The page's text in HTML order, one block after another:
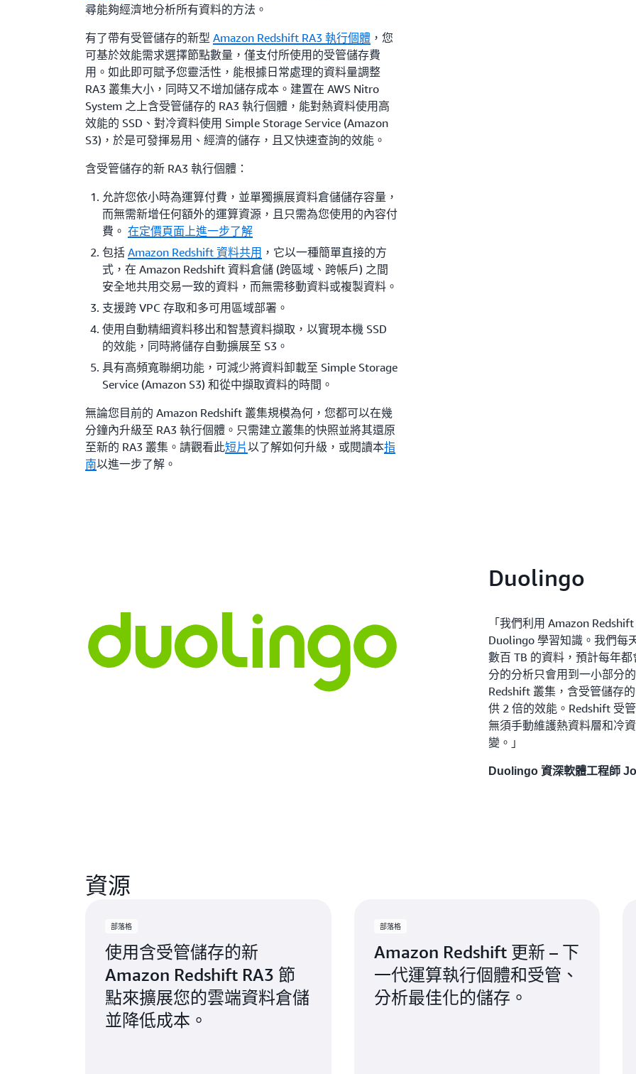
尋能夠經濟地分析所有資料的方法。
有了帶有受管儲存的新型Amazon Redshift RA3 執行個體 ，您
可基於效能需求選擇節點數量，僅支付所使用的受管儲存費
用。如此即可賦予您靈活性，能根據日常處理的資料量調整
RA3 叢集大小，同時又不增加儲存成本。建置在 AWS Nitro
System 之上含受管儲存的 RA3 執行個體，能對熱資料使用高
效能的 SSD、對冷資料使用 Simple Storage Service (Amazon
S3)，於是可發揮易用、經濟的儲存，且又快速查詢的效能。
含受管儲存的新 RA3 執行個體：
允許您依小時為運算付費，並單獨擴展資料倉儲儲存容量，
而無需新增任何額外的運算資源，且只需為您使用的內容付
費。在定價頁面上進一步了解
包括Amazon Redshift 資料共用 ，它以一種簡單直接的方
式，在 Amazon Redshift 資料倉儲 (跨區域、跨帳戶) 之間
安全地共用交易一致的資料，而無需移動資料或複製資料。
支援跨 VPC 存取和多可用區域部署。
使用自動精細資料移出和智慧資料擷取，以實現本機 SSD
的效能，同時將儲存自動擴展至 S3。
具有高頻寬聯網功能，可減少將資料卸載至 Simple Storage
Service (Amazon S3) 和從中擷取資料的時間。
無論您目前的 Amazon Redshift 叢集規模為何，您都可以在幾
分鐘內升級至 RA3 執行個體。只需建立叢集的快照並將其還原
至新的 RA3 叢集。請觀看此短片以了解如何升級，或閱讀本指
南以進一步了解。
Duolingo
「我們利用 Amazon
Duolingo 學習知識。我們每
數百 TB 的資料，預計每年
分的分析只會用到一小部分
Redshift 叢集，含受管儲存
供 2 倍的效能。Redshift 受
無須手動維護熱資料層和冷
變。」
Duolingo 資深軟體工程師
資源
部落格
使用含受管儲存的新
Amazon Redshift RA3 節
點來擴展您的雲端資料倉儲
並降低成本。
部落格
Amazon Redshift 更新 – 下
一代運算執行個體和受管、
分析最佳化的儲存。